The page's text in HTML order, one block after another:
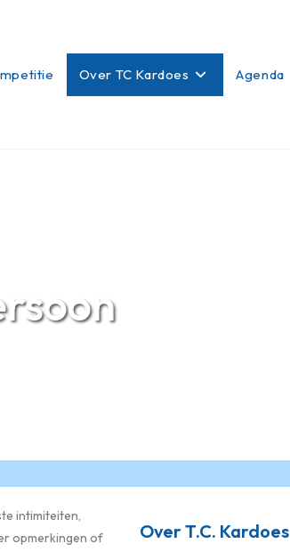
Over TC Kardoes Agenda
intimiteiten,
opmerkingen of
Over T.C. Kardoes